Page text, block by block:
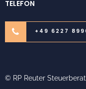
TELEFON
+49 6227
© RP Reuter